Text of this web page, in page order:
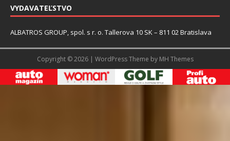
VYDAVATEĽSTVO
ALBATROS GROUP, spol. s r. o. Tallerova 10 SK – 811 02 Bratislava
Copyright © 2026 | WordPress Theme by MH Themes